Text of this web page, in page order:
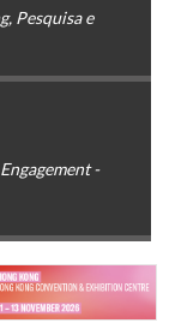
Pesquisa e
-